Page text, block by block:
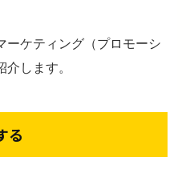
ーケティング（プロモーシ
します。
る